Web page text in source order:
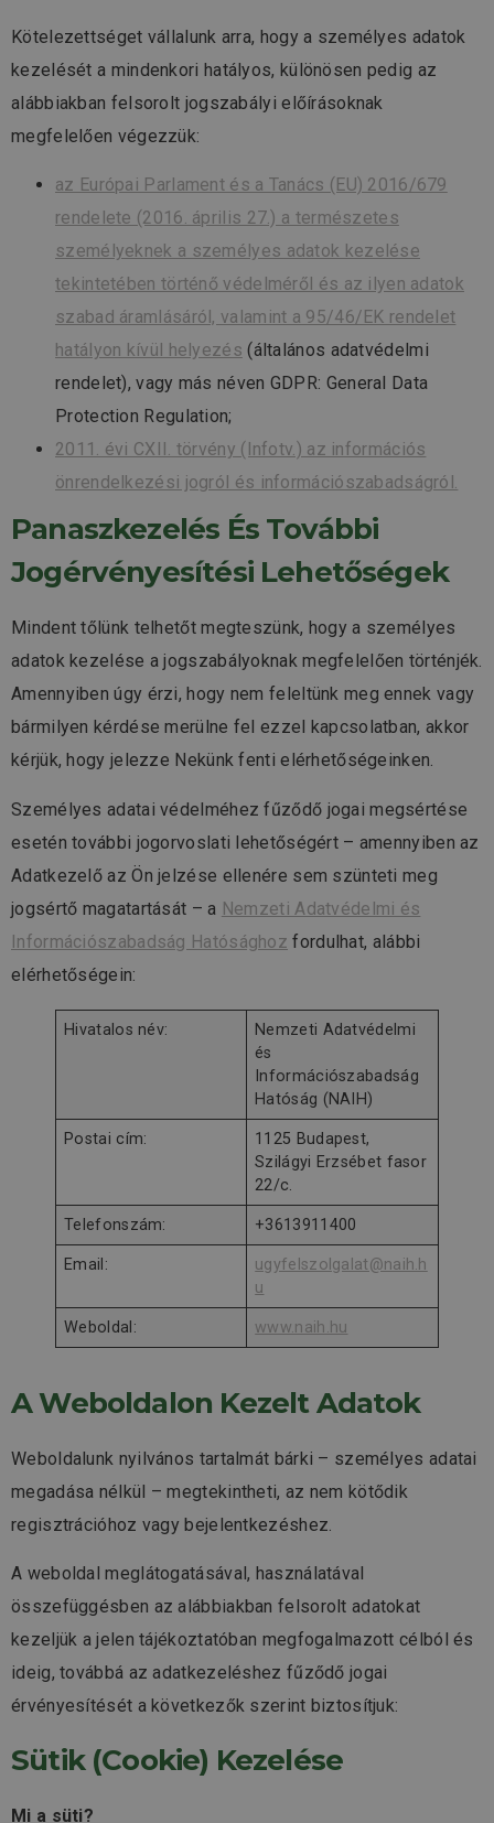
Kötelezettséget vállalunk arra, hogy a személyes adatok
kezelését a mindenkori hatályos, különösen pedig az
alábbiakban felsorolt jogszabályi előírásoknak
megfelelően végezzük:
az Európai Parlament és a Tanács (EU) 2016/679
rendelete (2016. április 27.) a természetes
személyeknek a személyes adatok kezelése
tekintetében történő védelméről és az ilyen adatok
szabad áramlásáról, valamint a 95/46/EK rendelet
hatályon kívül helyezés (általános adatvédelmi
rendelet), vagy más néven GDPR: General Data
Protection Regulation;
2011. évi CXII. törvény (Infotv.) az információs
önrendelkezési jogról és információszabadságról.
Panaszkezelés És További
Jogérvényesítési Lehetőségek
Mindent tőlünk telhetőt megteszünk, hogy a személyes
adatok kezelése a jogszabályoknak megfelelően történjék.
Amennyiben úgy érzi, hogy nem feleltünk meg ennek vagy
bármilyen kérdése merülne fel ezzel kapcsolatban, akkor
kérjük, hogy jelezze Nekünk fenti elérhetőségeinken.
Személyes adatai védelméhez fűződő jogai megsértése
esetén további jogorvoslati lehetőségért – amennyiben az
Adatkezelő az Ön jelzése ellenére sem szünteti meg
jogsértő magatartását – a Nemzeti Adatvédelmi és
Információszabadság Hatósághoz fordulhat, alábbi
elérhetőségein:
Hivatalos név:
Nemzeti Adatvédelmi
és
Információszabadság
Hatóság (NAIH)
Postai cím:
1125 Budapest,
Szilágyi Erzsébet fasor
22/c.
Telefonszám: +3613911400
Email:
ugyfelszolgalat@naih.h
u
Weboldal: www.naih.hu
A Weboldalon Kezelt Adatok
Weboldalunk nyilvános tartalmát bárki – személyes adatai
megadása nélkül – megtekintheti, az nem kötődik
regisztrációhoz vagy bejelentkezéshez.
A weboldal meglátogatásával, használatával
összefüggésben az alábbiakban felsorolt adatokat
kezeljük a jelen tájékoztatóban megfogalmazott célból és
ideig, továbbá az adatkezeléshez fűződő jogai
érvényesítését a következők szerint biztosítjuk:
Sütik (cookie) Kezelése
Mi a süti?